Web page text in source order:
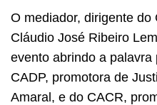
O mediador, dirigente
Cláudio José Ribeiro
evento abrindo a
CADP, promotora de
Amaral, e do CACR,